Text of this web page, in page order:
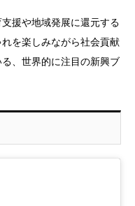
援や地域発展に還元する
を楽しみながら社会貢献
、世界的に注目の新興ブ